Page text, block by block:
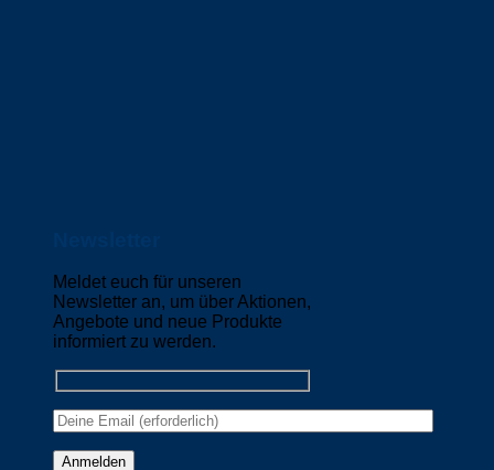
Meldet euch für unseren
Newsletter an, um über Aktionen,
Angebote und neue Produkte
informiert zu werden.
Please leave this field empty.